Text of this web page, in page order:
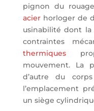
pignon du
acierhorloger de
usinabilité dont la
contraintes
thermiques
mouvement. La
d’autre du
l’emplacement
un siège